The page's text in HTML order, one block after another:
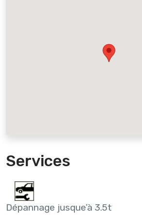
Services
Dépannage jusque’à 3.5t